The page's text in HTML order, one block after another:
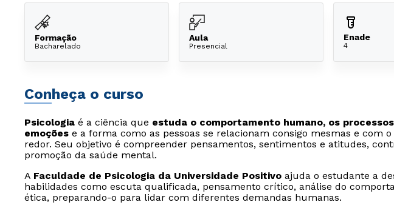
Formação
Bacharelado
Aula
Presencial
Enade
4
Conheça o curso
Psicologia é a ciência que estuda o comportamento humano, os
emoções e a forma como as pessoas se relacionam consigo mesmas e com
redor. Seu objetivo é compreender pensamentos, sentimentos e atitudes,
promoção da saúde mental.
A Faculdade de Psicologia da Universidade Positivo ajuda o estudante a
habilidades como escuta qualificada, pensamento crítico, análise do
ética, preparando-o para lidar com diferentes demandas humanas.